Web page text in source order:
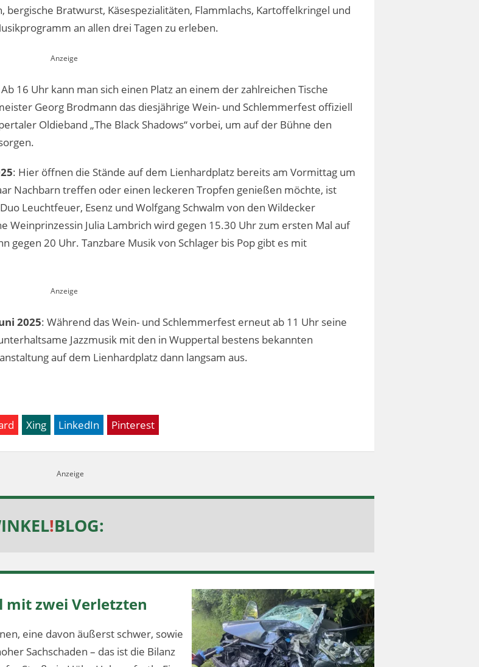
bergische Bratwurst, Käsespezialitäten, Flammlachs, Kartoffelkringel und
an allen drei Tagen zu erleben.
16 Uhr kann man sich einen Platz an einem der zahlreichen Tische
Georg Brodmann das diesjährige Wein- und Schlemmerfest offiziell
Oldieband „The Black Shadows“ vorbei, um auf der Bühne den
: Hier öffnen die Stände auf dem Lienhardplatz bereits am Vormittag um
Nachbarn treffen oder einen leckeren Tropfen genießen möchte, ist
Leuchtfeuer, Esenz und Wolfgang Schwalm von den Wildecker
Weinprinzessin Julia Lambrich wird gegen 15.30 Uhr zum ersten Mal auf
gegen 20 Uhr. Tanzbare Musik von Schlager bis Pop gibt es mit
2025: Während das Wein- und Schlemmerfest erneut ab 11 Uhr seine
Jazzmusik mit den in Wuppertal bestens bekannten
auf dem Lienhardplatz dann langsam aus.
Xing LinkedIn Pinterest
!BLOG:
mit zwei Verletzten
eine davon äußerst schwer, sowie
Sachschaden – das ist die Bilanz